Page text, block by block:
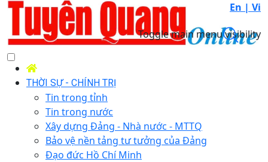
En | Vi
Toggle main menu visibility
THỜI SỰ - CHÍNH TRỊ
Tin trong tỉnh
Tin trong nước
Xây dựng Đảng - Nhà nước - MTTQ
Bảo vệ nền tảng tư tưởng của Đảng
Đạo đức Hồ Chí Minh